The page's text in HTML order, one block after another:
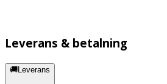
Leverans & betalning
🚚Leverans